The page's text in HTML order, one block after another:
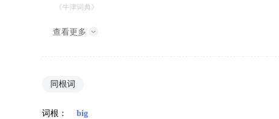
《牛津词典》
查看更多
同根词
词根： big